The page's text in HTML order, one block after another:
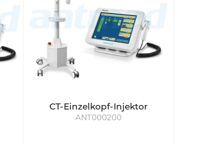
CT-Einzelkopf-Injektor
ANT000200